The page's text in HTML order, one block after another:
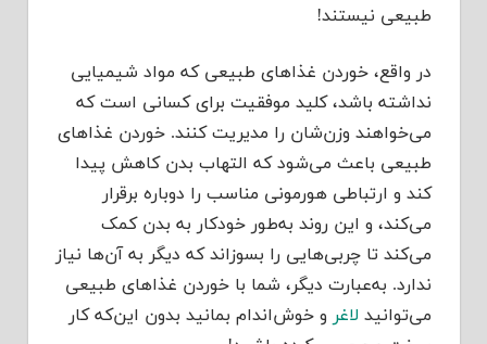
طبیعی نیستند!
در واقع، خوردن غذاهای طبیعی که مواد شیمیایی
نداشته باشد، کلید موفقیت برای کسانی است که
می‌خواهند وزن‌شان را مدیریت کنند. خوردن غذاهای
طبیعی باعث می‌شود که التهاب بدن کاهش پیدا
کند و ارتباطی هورمونی مناسب را دوباره برقرار
می‌کند، و این روند به‌طور خودکار به بدن کمک
می‌کند تا چربی‌هایی را بسوزاند که دیگر به آن‌ها نیاز
ندارد. به‌عبارت دیگر، شما با خوردن غذاهای طبیعی
می‌توانید لاغر و خوش‌اندام بمانید بدون این‌که کار